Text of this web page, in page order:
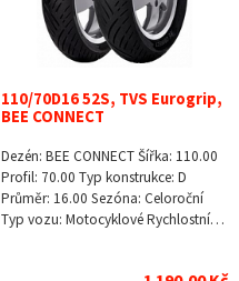
110/70D16 52S, TVS Eurogrip,
BEE CONNECT
Dezén: BEE CONNECT Šířka: 110.00
Profil: 70.00 Typ konstrukce: D
Průměr: 16.00 Sezóna: Celoroční
Typ vozu: Motocyklové Rychlostní…